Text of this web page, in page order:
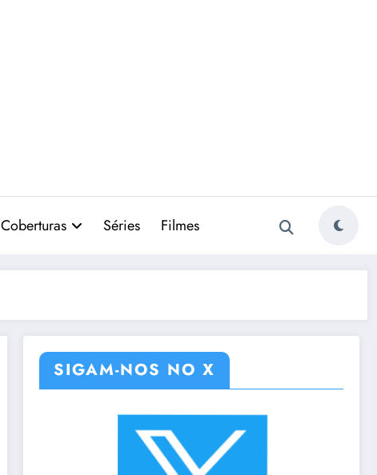
Coberturas Séries Filmes
SIGAM-NOS NO X